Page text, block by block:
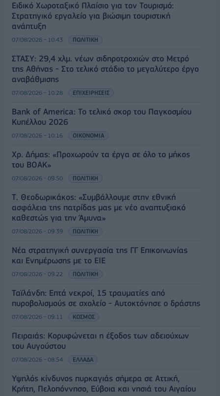
Ειδικό Χωροταξικό Πλαίσιο για τον Τουρισμό:
Στρατηγικό εργαλείο για βιώσιμη τουριστική
ανάπτυξη
07/08/2026 - 10:43 ΠΟΛΙΤΙΚΗ
ΣΤΑΣΥ: 29,4 χλμ. νέων σιδηροτροχιών στο Μετρό
της Αθήνας - Στο τελικό στάδιο το μεγαλύτερο έργο
αναβάθμισης
07/08/2026 - 10:28 ΕΠΙΧΕΙΡΗΣΕΙΣ
Bank of America: Το τελικό σκορ του Παγκοσμίου
Κυπέλλου 2026
07/08/2026 - 10:16 ΟΙΚΟΝΟΜΙΑ
Χρ. Δήμας: «Προχωρούν τα έργα σε όλο το μήκος
του ΒΟΑΚ»
07/08/2026 - 09:50 ΠΟΛΙΤΙΚΗ
Τ. Θεοδωρικάκος: «Συμβάλλουμε στην εθνική
ασφάλεια της πατρίδας μας με νέο αναπτυξιακό
καθεστώς για την Άμυνα»
07/08/2026 - 09:39 ΠΟΛΙΤΙΚΗ
Νέα στρατηγική συνεργασία της ΓΓ Επικοινωνίας
και Ενημέρωσης με το ΕΙΕ
07/08/2026 - 09:22 ΠΟΛΙΤΙΚΗ
Ταϊλάνδη: Επτά νεκροί, 15 τραυματίες από
πυροβολισμούς σε σχολείο - Αυτοκτόνησε ο δράστης
07/08/2026 - 09:11 ΚΟΣΜΟΣ
Πειραιάς: Κορυφώνεται η έξοδος των αδειούχων
του Αυγούστου
07/08/2026 - 08:54 ΕΛΛΑΔΑ
Υψηλός κίνδυνος πυρκαγιάς σήμερα σε Αττική,
Κρήτη, Πελοπόννησο, Εύβοια και νησιά του Αιγαίου